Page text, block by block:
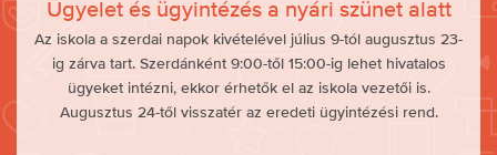
Ügyelet és ügyintézés a nyári szünet alatt
Az iskola a szerdai napok kivételével július 9-tól augusztus 23-
ig zárva tart. Szerdánként 9:00-től 15:00-ig lehet hivatalos
ügyeket intézni, ekkor érhetők el az iskola vezetői is.
Augusztus 24-től visszatér az eredeti ügyintézési rend.